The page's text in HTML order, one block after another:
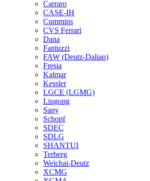
Carraro
CASE-IH
Cummins
CVS Ferrari
Dana
Fantuzzi
FAW (Deutz-Dalian)
Fresia
Kalmar
Kessler
LGCE (LGMG)
Liugong
Sany
Schopf
SDEC
SDLG
SHANTUI
Terberg
Weichai-Deutz
XCMG